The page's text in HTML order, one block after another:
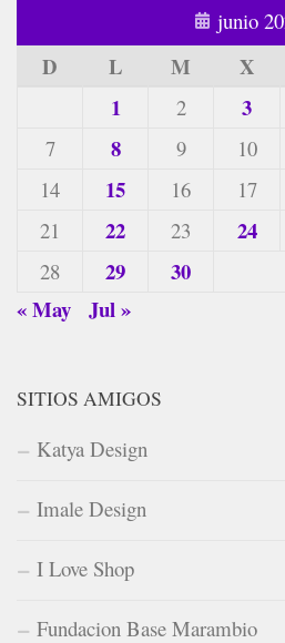
junio
D L M X
1
2 3
7 8 9 10
14 15 16 17
21
22 23 24
28 29
30
« May Jul »
SITIOS AMIGOS
Katya Design
Imale Design
I Love Shop
Fundacion Base Marambio